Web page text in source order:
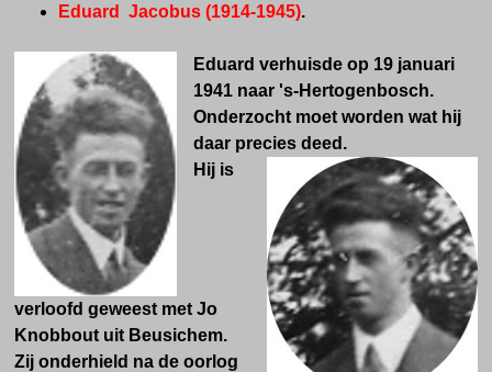
Eduard Jacobus (1914-1945).
Eduard verhuisde op 19 januari
1941 naar 's-Hertogenbosch.
Onderzocht moet worden wat hij
daar precies deed.
Hij is
verloofd geweest met Jo
Knobbout uit Beusichem.
Zij onderhield na de oorlog